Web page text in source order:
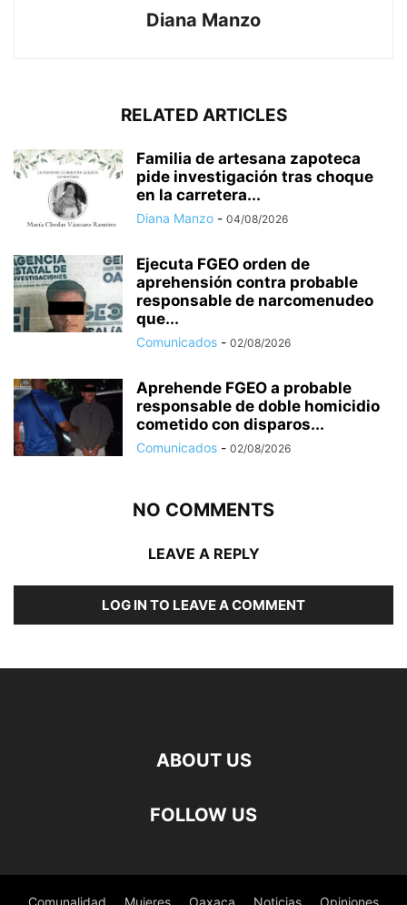
Diana Manzo
RELATED ARTICLES
Familia de artesana zapoteca
pide investigación tras choque
en la carretera...
Diana Manzo - 04/08/2026
Ejecuta FGEO orden de
aprehensión contra probable
responsable de narcomenudeo
que...
Comunicados - 02/08/2026
Aprehende FGEO a probable
responsable de doble homicidio
cometido con disparos...
Comunicados - 02/08/2026
NO COMMENTS
LEAVE A REPLY
LOG IN TO LEAVE A COMMENT
ABOUT US
FOLLOW US
Comunalidad Mujeres Oaxaca Noticias Opiniones